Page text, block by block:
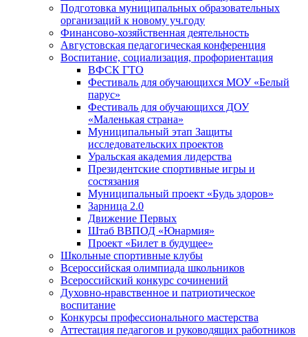
Подготовка муниципальных образовательных
организаций к новому уч.году
Финансово-хозяйственная деятельность
Августовская педагогическая конференция
Воспитание, социализация, профориентация
ВФСК ГТО
Фестиваль для обучающихся МОУ «Белый
парус»
Фестиваль для обучающихся ДОУ
«Маленькая страна»
Муниципальный этап Защиты
исследовательских проектов
Уральская академия лидерства
Президентские спортивные игры и
состязания
Муниципальный проект «Будь здоров»
Зарница 2.0
Движение Первых
Штаб ВВПОД «Юнармия»
Проект «Билет в будущее»
Школьные спортивные клубы
Всероссийская олимпиада школьников
Всероссийский конкурс сочинений
Духовно-нравственное и патриотическое
воспитание
Конкурсы профессионального мастерства
Аттестация педагогов и руководящих работников